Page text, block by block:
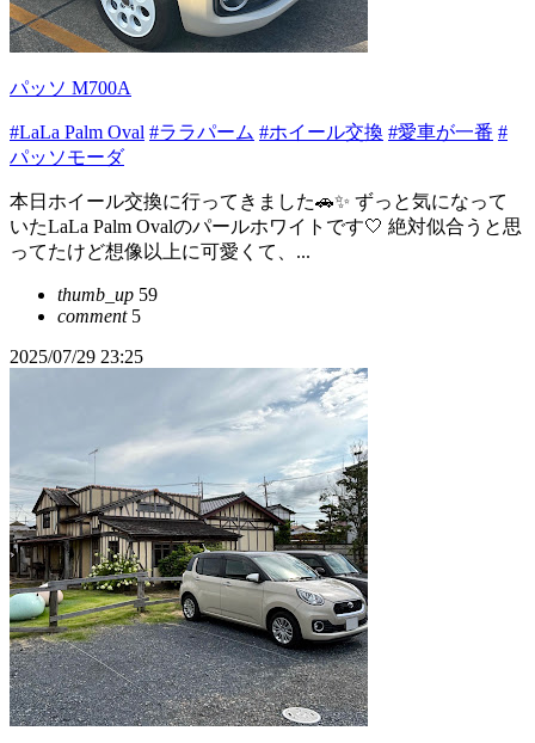
パッソ M700A
#LaLa Palm Oval #ララパーム #ホイール交換 #愛車が一番 #
パッソモーダ
本日ホイール交換に行ってきました🚗✨ ずっと気になって
いたLaLa Palm Ovalのパールホワイトです🤍 絶対似合うと思
ってたけど想像以上に可愛くて、...
thumb_up 59
comment5
2025/07/29 23:25